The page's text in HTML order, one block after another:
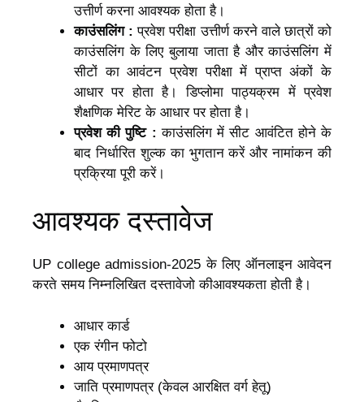
उत्तीर्ण करना आवश्यक होता है।
काउंसलिंग : प्रवेश परीक्षा उत्तीर्ण करने वाले छात्रों को
काउंसलिंग के लिए बुलाया जाता है और काउंसलिंग में
सीटों का आवंटन प्रवेश परीक्षा में प्राप्त अंकों के
आधार पर होता है। डिप्लोमा पाठ्यक्रम में प्रवेश
शैक्षणिक मेरिट के आधार पर होता है।
प्रवेश की पुष्टि : काउंसलिंग में सीट आवंटित होने के
बाद निर्धारित शुल्क का भुगतान करें और नामांकन की
प्रक्रिया पूरी करें।
आवश्यक दस्तावेज
UP college admission-2025 के लिए ऑनलाइन आवेदन
करते समय निम्नलिखित दस्तावेजो कीआवश्यकता होती है।
आधार कार्ड
एक रंगीन फोटो
आय प्रमाणपत्र
जाति प्रमाणपत्र (केवल आरक्षित वर्ग हेतू)